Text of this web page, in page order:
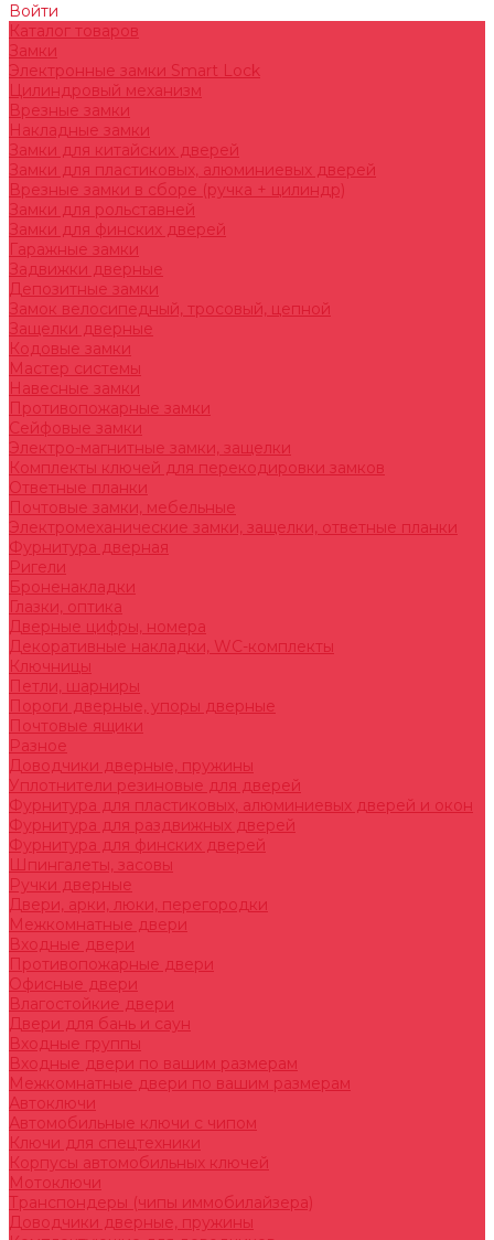
Войти
Каталог товаров
Замки
Электронные замки Smart Lock
Цилиндровый механизм
Врезные замки
Накладные замки
Замки для китайских дверей
Замки для пластиковых, алюминиевых дверей
Врезные замки в сборе (ручка + цилиндр)
Замки для рольставней
Замки для финских дверей
Гаражные замки
Задвижки дверные
Депозитные замки
Замок велосипедный, тросовый, цепной
Защелки дверные
Кодовые замки
Мастер системы
Навесные замки
Противопожарные замки
Сейфовые замки
Электро-магнитные замки, защелки
Комплекты ключей для перекодировки замков
Ответные планки
Почтовые замки, мебельные
Электромеханические замки, защелки, ответные планки
Фурнитура дверная
Ригели
Броненакладки
Глазки, оптика
Дверные цифры, номера
Декоративные накладки, WC-комплекты
Ключницы
Петли, шарниры
Пороги дверные, упоры дверные
Почтовые ящики
Разное
Доводчики дверные, пружины
Уплотнители резиновые для дверей
Фурнитура для пластиковых, алюминиевых дверей и окон
Фурнитура для раздвижных дверей
Фурнитура для финских дверей
Шпингалеты, засовы
Ручки дверные
Двери, арки, люки, перегородки
Межкомнатные двери
Входные двери
Противопожарные двери
Офисные двери
Влагостойкие двери
Двери для бань и саун
Входные группы
Входные двери по вашим размерам
Межкомнатные двери по вашим размерам
Автоключи
Автомобильные ключи с чипом
Ключи для спецтехники
Корпусы автомобильных ключей
Мотоключи
Транспондеры (чипы иммобилайзера)
Доводчики дверные, пружины